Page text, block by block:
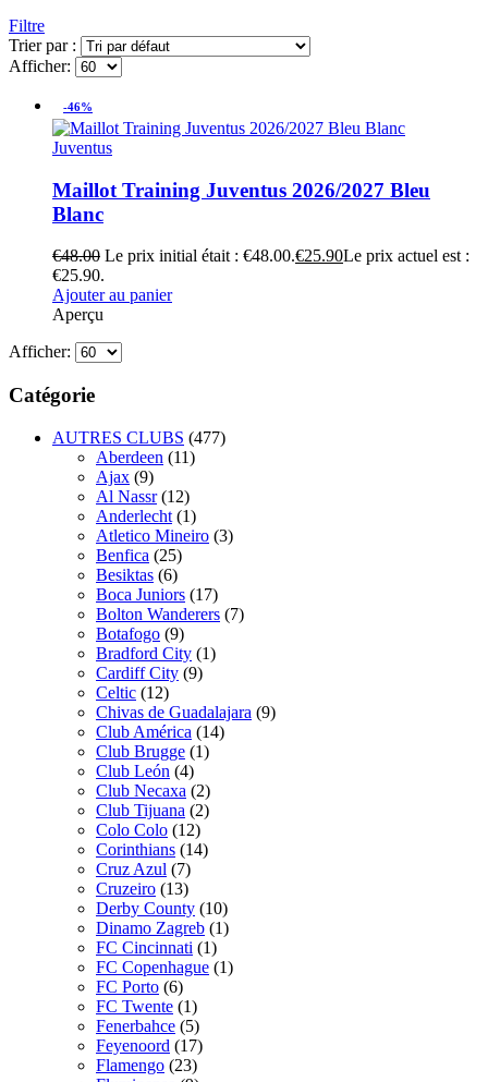
Filtre
Trier par :
Afficher:
-46%
Juventus
Maillot Training Juventus 2026/2027 Bleu
Blanc
€48.00 Le prix initial était : €48.00.€25.90Le prix actuel est :
€25.90.
Ajouter au panier
Aperçu
Afficher:
Catégorie
AUTRES CLUBS (477)
Aberdeen (11)
Ajax (9)
Al Nassr (12)
Anderlecht (1)
Atletico Mineiro (3)
Benfica (25)
Besiktas (6)
Boca Juniors (17)
Bolton Wanderers (7)
Botafogo (9)
Bradford City (1)
Cardiff City (9)
Celtic (12)
Chivas de Guadalajara (9)
Club América (14)
Club Brugge (1)
Club León (4)
Club Necaxa (2)
Club Tijuana (2)
Colo Colo (12)
Corinthians (14)
Cruz Azul (7)
Cruzeiro (13)
Derby County (10)
Dinamo Zagreb (1)
FC Cincinnati (1)
FC Copenhague (1)
FC Porto (6)
FC Twente (1)
Fenerbahce (5)
Feyenoord (17)
Flamengo (23)